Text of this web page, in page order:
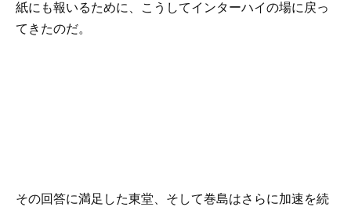
紙にも報いるために、こうしてインターハイの場に戻っ
てきたのだ。
その回答に満足した東堂、そして巻島はさらに加速を続